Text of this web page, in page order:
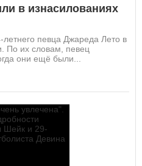
в изнасилованиях
певца Джареда Лето в
По их словам, певец
они ещё были...